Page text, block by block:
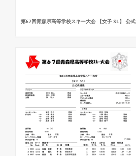
第67回青森県高等学校スキー大会 【女子 SL】 公式